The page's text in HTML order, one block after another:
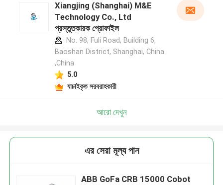
Xiangjing (Shanghai) M&E
Technology Co., Ltd
প্রস্তুতকারক প্রোফাইল
No. 98, Fuli Road, Building 6,
Baoshan District, Shanghai, China
,China
5.0
যাচাইকৃত সরবরাহকারী
আরো দেখুন
এর সেরা মূল্য পান
ABB GoFa CRB 15000 Cobot